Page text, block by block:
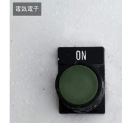
電気電子